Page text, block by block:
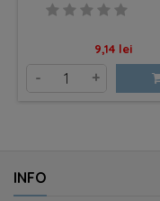
Pret
9,14 lei
- +
INFO